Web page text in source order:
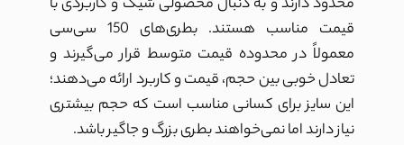
محدود دارند و به دنبال محصولی شیک و کاربردی با
قیمت مناسب هستند. بطری‌های 150 سی‌سی
معمولاً در محدوده قیمت متوسط قرار می‌گیرند و
تعادل خوبی بین حجم، قیمت و کاربرد ارائه می‌دهند؛
این سایز برای کسانی مناسب است که حجم بیشتری
نیاز دارند اما نمی‌خواهند بطری بزرگ و جاگیر باشد.